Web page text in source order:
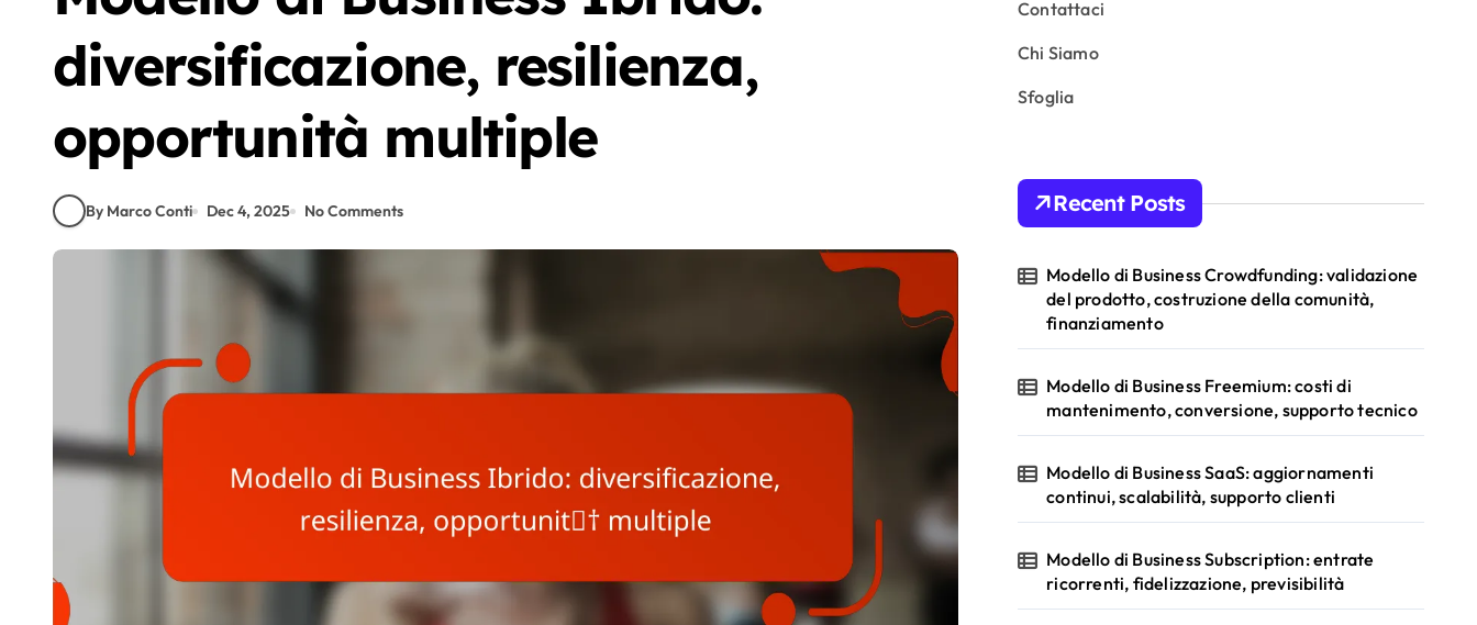
diversificazione, resilienza,
opportunità multiple
By Marco Conti Dec 4, 2025 No Comments
Contattaci
Chi Siamo
Sfoglia
Recent Posts
Modello di Business Crowdfunding: validazione
del prodotto, costruzione della comunità,
finanziamento
Modello di Business Freemium: costi di
mantenimento, conversione, supporto tecnico
Modello di Business SaaS: aggiornamenti
continui, scalabilità, supporto clienti
Modello di Business Subscription: entrate
ricorrenti, fidelizzazione, previsibilità